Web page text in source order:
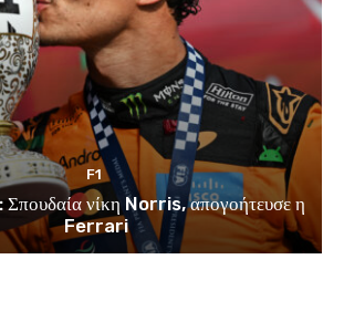
F1
Σπουδαία νίκη Norris, απογοήτευσε η
Ferrari